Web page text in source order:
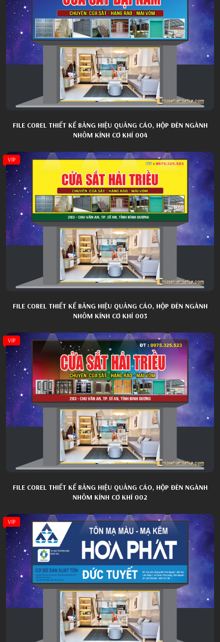
FILE COREL THIẾT KẾ BẢNG HIỆU QUẢNG CÁO, HỘP ĐÈN NGÀNH
NHÔM KÍNH CƠ KHÍ 004
VIP
FILE COREL THIẾT KẾ BẢNG HIỆU QUẢNG CÁO, HỘP ĐÈN NGÀNH
NHÔM KÍNH CƠ KHÍ 003
VIP
FILE COREL THIẾT KẾ BẢNG HIỆU QUẢNG CÁO, HỘP ĐÈN NGÀNH
NHÔM KÍNH CƠ KHÍ 002
VIP